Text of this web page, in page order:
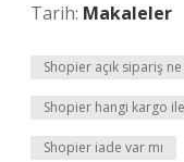
Tarih: Makaleler
Shopier açık sipariş
Shopier hangi kargo ile
Shopier iade var mı